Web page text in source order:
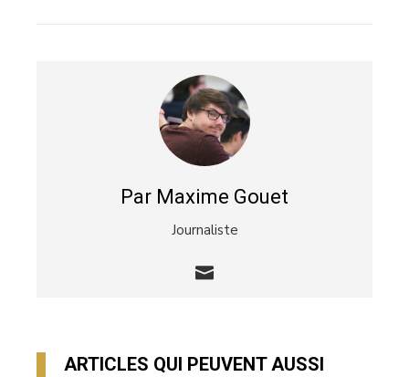
Par Maxime Gouet
Journaliste
ARTICLES QUI PEUVENT AUSSI